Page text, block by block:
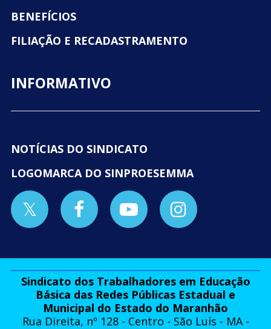
BENEFÍCIOS
FILIAÇÃO E RECADASTRAMENTO
INFORMATIVO
NOTÍCIAS DO SINDICATO
LOGOMARCA DO SINPROESEMMA
Sindicato dos Trabalhadores em Educação
Básica das Redes Públicas Estadual e
Municipal do Estado do Maranhão
Rua Direita, nº 128 - Centro - São Luís - MA -